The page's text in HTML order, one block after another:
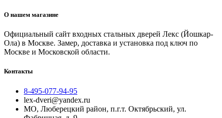
О нашем магазине
Официальный сайт входных стальных дверей Лекс (Йошкар-
Ола) в Москве. Замер, доставка и установка под ключ по
Москве и Московской области.
Контакты
8-495-077-94-95
lex-dveri@yandex.ru
МО, Люберецкий район, п.г.т. Октябрьский, ул.